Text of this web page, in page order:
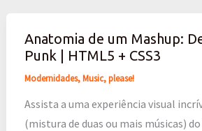
Anatomia de um Mashup:
Punk | HTML5 + CSS3
Modernidades,Music, please!
Assista a uma experiência visual
(mistura de duas ou mais músicas)
Anatomia
de
um
Mashup:
Definitive